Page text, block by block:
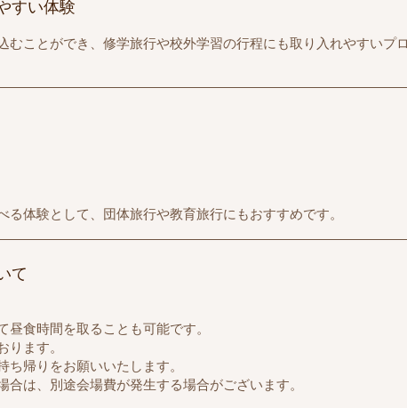
すい体験
むことができ、修学旅行や校外学習の行程にも取り入れやすいプロ
る体験として、団体旅行や教育旅行にもおすすめです。
て
食時間を取ることも可能です。
ます。
帰りをお願いいたします。
は、別途会場費が発生する場合がございます。